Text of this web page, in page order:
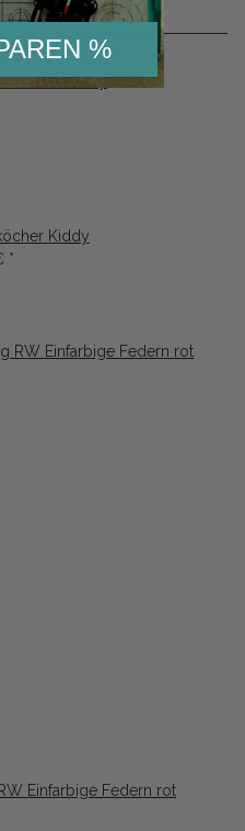
Kiddy
*
Einfarbige Federn rot
%